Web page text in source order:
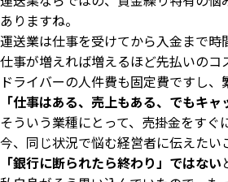
ありますね。
運送業は仕事を受けてから入金まで時
仕事が増えれば増えるほど先払いのコ
ドライバーの人件費も固定費ですし
「仕事はある、売上もある、でもキャ
そういう業種にとって、売掛金をすぐ
今、同じ状況で悩む経営者に伝えたい
「銀行に断られたら終わり」ではない